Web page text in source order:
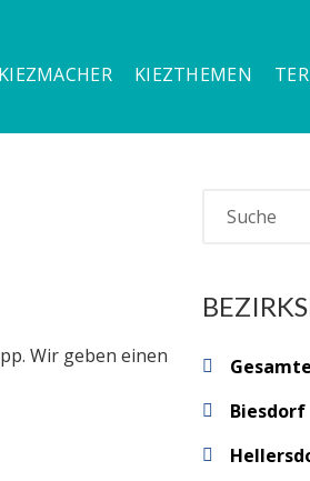
KIEZMACHER KIEZTHEMEN
Biesdorf